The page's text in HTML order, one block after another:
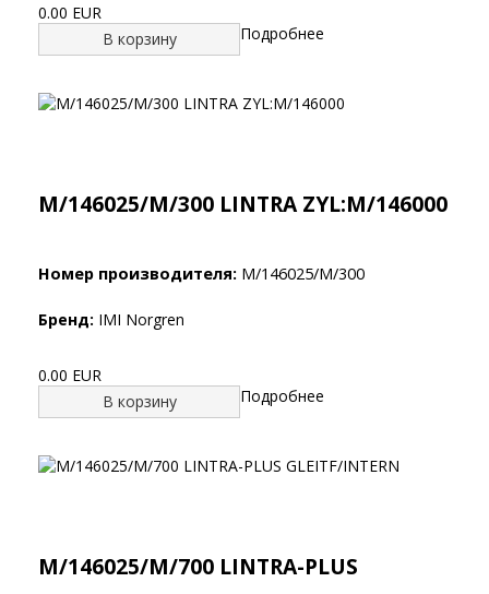
0.00 EUR
В корзину
Подробнее
M/146025/M/300 LINTRA ZYL:M/146000
Номер производителя: M/146025/M/300
Бренд: IMI Norgren
0.00 EUR
В корзину
Подробнее
M/146025/M/700 LINTRA-PLUS